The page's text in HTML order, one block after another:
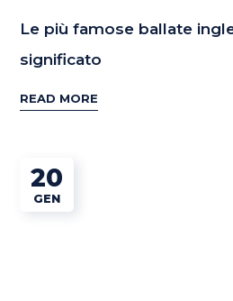
Le più famose ballate
significato
READ MORE
20
GEN